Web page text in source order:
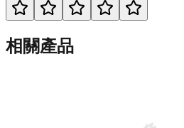
相關產品